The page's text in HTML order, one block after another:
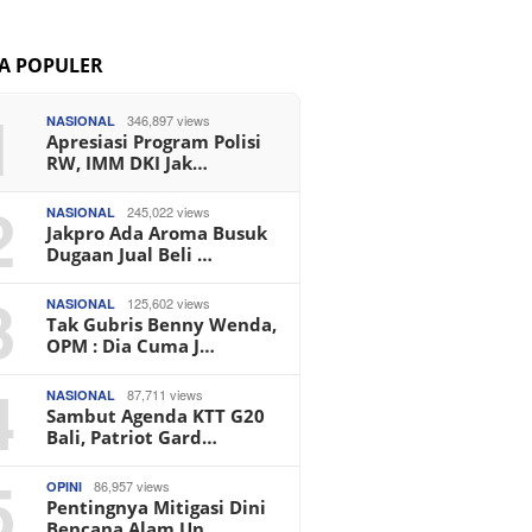
POPULER
NASIONAL 346,897 views
Apresiasi Program Polisi
RW, IMM DKI Jak…
NASIONAL 245,022 views
Jakpro Ada Aroma Busuk
Dugaan Jual Beli …
NASIONAL 125,602 views
Tak Gubris Benny Wenda,
OPM : Dia Cuma J…
NASIONAL 87,711 views
Sambut Agenda KTT G20
Bali, Patriot Gard…
OPINI 86,957 views
Pentingnya Mitigasi Dini